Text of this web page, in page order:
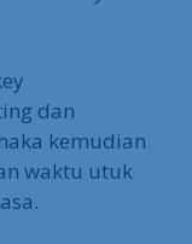
dan
kemudian
waktu utuk